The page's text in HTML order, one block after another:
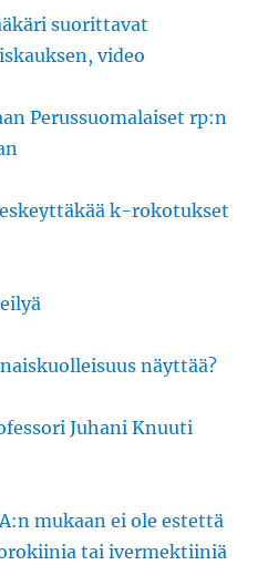
suorittavat
video
Perussuomalaiset rp:n
k-rokotukset
näyttää?
Juhani Knuuti
mukaan ei ole estettä
tai ivermektiiniä